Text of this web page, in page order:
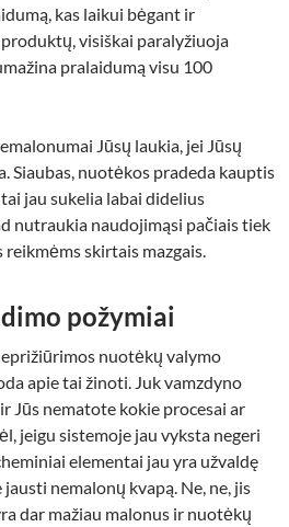
kas laikui bėgant ir
visiškai paralyžiuoja
pralaidumą visu 100
Jūsų laukia, jei Jūsų
Siaubas, nuotėkos pradeda kauptis
jau sukelia labai didelius
nutraukia naudojimąsi pačiais tiek
skirtais mazgais.
požymiai
nuotėkų valymo
apie tai žinoti. Juk vamzdyno
Jūs nematote kokie procesai ar
jeigu sistemoje jau vyksta negeri
elementai jau yra užvaldę
nemalonų kvapą. Ne, ne, jis
dar mažiau malonus ir nuotėkų